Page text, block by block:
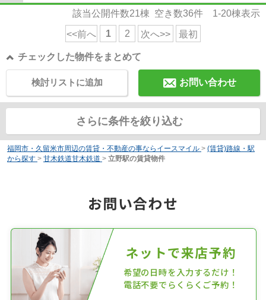
該当公開件数21棟 空き数36件 1-20棟表示
<<前へ 1 2 次へ>> 最初
チェックした物件をまとめて
お問い合わせ
検討リストに追加
さらに条件を絞り込む
福岡市・久留米市周辺の賃貸・不動産の事ならイースマイル > (賃貸)路線・駅
から探す > 甘木鉄道甘木鉄道 > 立野駅の賃貸物件
お問い合わせ
ネットで来店予約
希望の日時を入力するだけ！
電話不要でらくらくご予約！